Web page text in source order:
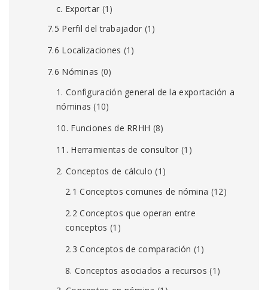
c. Exportar (1)
7.5 Perfil del trabajador (1)
7.6 Localizaciones (1)
7.6 Nóminas (0)
1. Configuración general de la exportación a
nóminas (10)
10. Funciones de RRHH (8)
11. Herramientas de consultor (1)
2. Conceptos de cálculo (1)
2.1 Conceptos comunes de nómina (12)
2.2 Conceptos que operan entre
conceptos (1)
2.3 Conceptos de comparación (1)
8. Conceptos asociados a recursos (1)